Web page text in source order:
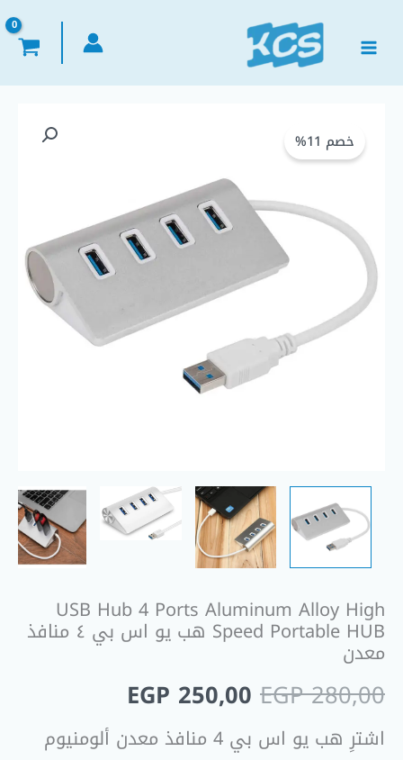
المحتوى
خصم 11%
USB Hub 4 Ports Aluminum Alloy High
Speed Portable HUB هب يو اس بي ٤ منافذ
معدن
EGP280,00
الأصلي
هو:
EGP 280,00.
EGP 250,00
هو:
EGP 250,00.
اشترِ هب يو اس بي 4 منافذ معدن ألومنيوم
Hub
Aluminum
Alloy
High
Speed
Portable
منافذ
معدن